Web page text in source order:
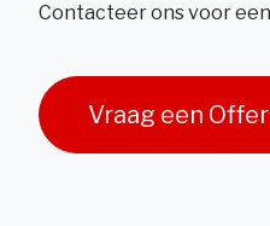
Contacteer ons voor
Vraag een